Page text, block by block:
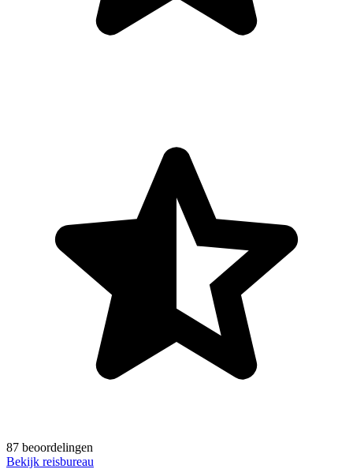
87 beoordelingen
Bekijk reisbureau